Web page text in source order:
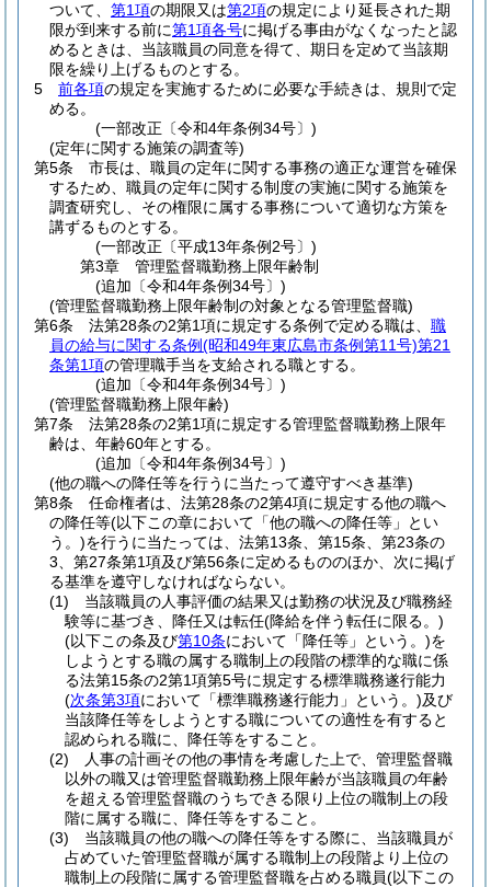
ついて、 第1項の期限又は第2項の規定により延長された期
限が到来する前に第1項各号に掲げる事由がなくなったと認
めるときは、当該職員の同意を得て、期日を定めて当該期
限を繰り上げるものとする。
5
前各項の規定を実施するために必要な手続きは、規則で定
める。
(一部改正〔令和4年条例34号〕)
(定年に関する施策の調査等)
第5条
市長は、職員の定年に関する事務の適正な運営を確保
するため、職員の定年に関する制度の実施に関する施策を
調査研究し、その権限に属する事務について適切な方策を
講ずるものとする。
(一部改正〔平成13年条例2号〕)
第3章
管理監督職勤務上限年齢制
(追加〔令和4年条例34号〕)
(管理監督職勤務上限年齢制の対象となる管理監督職)
第6条
法第28条の2第1項に規定する条例で定める職は、 職
員の給与に関する条例(昭和49年東広島市条例第11号)第21
条第1項の管理職手当を支給される職とする。
(追加〔令和4年条例34号〕)
(管理監督職勤務上限年齢)
第7条
法第28条の2第1項に規定する管理監督職勤務上限年
齢は、年齢60年とする。
(追加〔令和4年条例34号〕)
(他の職への降任等を行うに当たって遵守すべき基準)
第8条
任命権者は、法第28条の2第4項に規定する他の職へ
の降任等(以下この章において「他の職への降任等」とい
う。)を行うに当たっては、法第13条、第15条、第23条の
3、第27条第1項及び第56条に定めるもののほか、次に掲げ
る基準を遵守しなければならない。
(1)
当該職員の人事評価の結果又は勤務の状況及び職務経
験等に基づき、降任又は転任(降給を伴う転任に限る。)
(以下この条及び第10条において「降任等」という。)を
しようとする職の属する職制上の段階の標準的な職に係
る法第15条の2第1項第5号に規定する標準職務遂行能力
(次条第3項において「標準職務遂行能力」という。)及び
当該降任等をしようとする職についての適性を有すると
認められる職に、降任等をすること。
(2)
人事の計画その他の事情を考慮した上で、管理監督職
以外の職又は管理監督職勤務上限年齢が当該職員の年齢
を超える管理監督職のうちできる限り上位の職制上の段
階に属する職に、降任等をすること。
(3)
当該職員の他の職への降任等をする際に、当該職員が
占めていた管理監督職が属する職制上の段階より上位の
職制上の段階に属する管理監督職を占める職員(以下この